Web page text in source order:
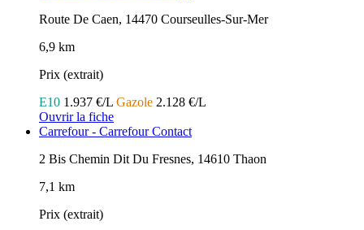
Route De Caen, 14470 Courseulles-Sur-Mer
6,9 km
Prix (extrait)
E10 1.937 €/L Gazole 2.128 €/L
Ouvrir la fiche
Carrefour - Carrefour Contact
2 Bis Chemin Dit Du Fresnes, 14610 Thaon
7,1 km
Prix (extrait)